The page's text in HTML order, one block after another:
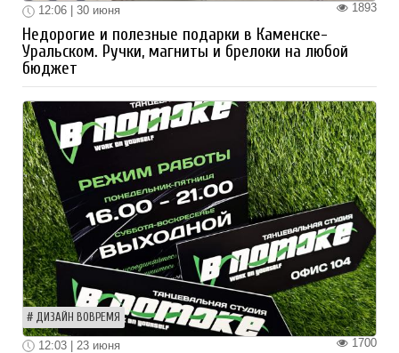
1893
12:06 | 30 июня
Недорогие и полезные подарки в Каменске-
Уральском. Ручки, магниты и брелоки на любой
бюджет
ДИЗАЙН ВОВРЕМЯ
1700
12:03 | 23 июня